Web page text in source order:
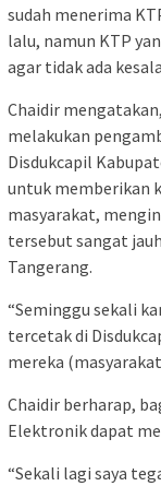
sudah menerima
lalu, namun KTP
agar tidak ada
Chaidir
melakukan
Disdukcapil
untuk memberikan
masyarakat,
tersebut sangat
Tangerang.
“Seminggu sekali
tercetak di
mereka
Chaidir berharap,
Elektronik dapat
“Sekali lagi saya